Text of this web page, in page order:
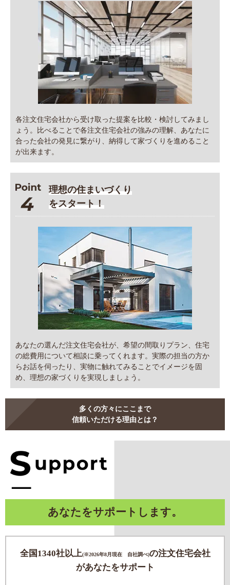
各注文住宅会社から受け取った提案を比較・検討してみまし
ょう。比べることで各注文住宅会社の強みの理解、あなたに
合った会社の発見に繋がり、納得して家づくりを進めること
が出来ます。
理想の住まいづくり
をスタート！
あなたの選んだ注文住宅会社が、希望の間取りプラン、住宅
の総費用について相談に乗ってくれます。実際の担当の方か
らお話を伺ったり、実物に触れてみることでイメージを固
め、理想の家づくりを実現しましょう。
多くの方々にここまで
信頼いただける理由とは？
あなたをサポートします。
全国1340社以上(※2026年8月現在 自社調べ)の注文住宅会社
があなたをサポート